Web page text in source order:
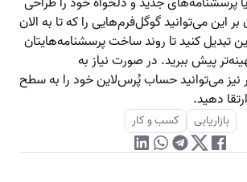
این می‌توانید گوگل‌فرم‌هایی را که تا به الان
تبدیل کنید تا روند ساخت پرسشنامه‌هایتان
پیش ببرید. در صورت نیاز به
می‌توانید حساب پُرس‌لاین خود را به سطح
دهید.
بازاریابی کسب و کار